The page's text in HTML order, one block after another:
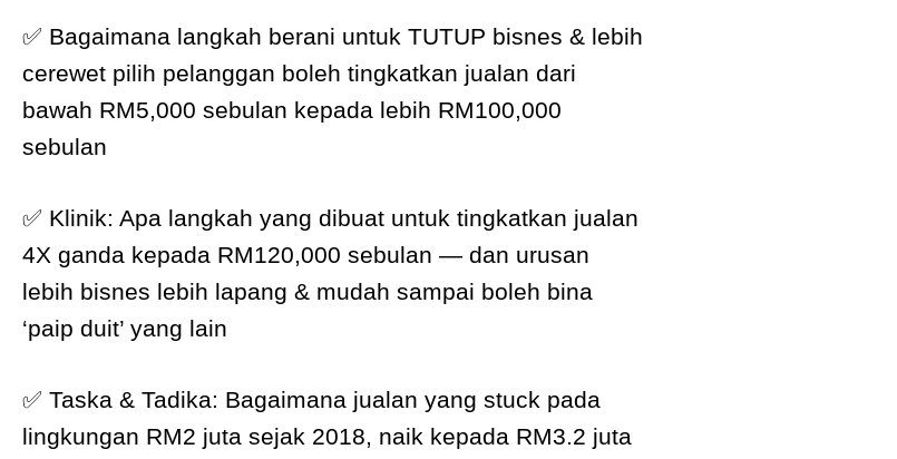
✅ Bagaimana langkah berani untuk TUTUP bisnes & lebih
cerewet pilih pelanggan boleh tingkatkan jualan dari
bawah RM5,000 sebulan kepada lebih RM100,000
sebulan
✅ Klinik: Apa langkah yang dibuat untuk tingkatkan jualan
4X ganda kepada RM120,000 sebulan — dan urusan
lebih bisnes lebih lapang & mudah sampai boleh bina
‘paip duit’ yang lain
✅ Taska & Tadika: Bagaimana jualan yang stuck pada
lingkungan RM2 juta sejak 2018, naik kepada RM3.2 juta